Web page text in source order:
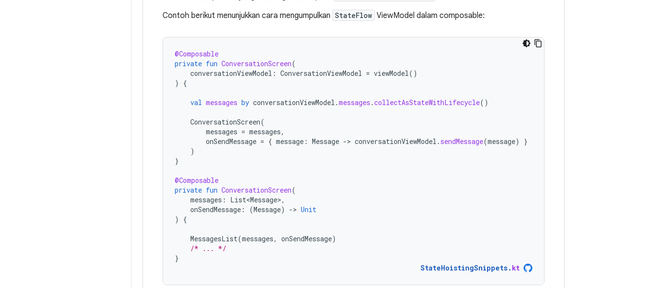
Contoh berikut menunjukkan cara mengumpulkan StateFlow ViewModel dalam composable:
@Composable
private fun ConversationScreen(
conversationViewModel : ConversationViewModel = viewModel()
)
{
val messages by conversationViewModel .messages .collectAsStateWithLifecycle()
ConversationScreen(
messages = messages,
onSendMessage = { message : Message -> conversationViewModel . sendMessage(message)
}
)
}
@Composable
private fun ConversationScreen(
messages : List<Message>,
onSendMessage : (Message) -> Unit
)
{
MessagesList(messages, onSendMessage)
/* ... */
}
StateHoistingSnippets. kt